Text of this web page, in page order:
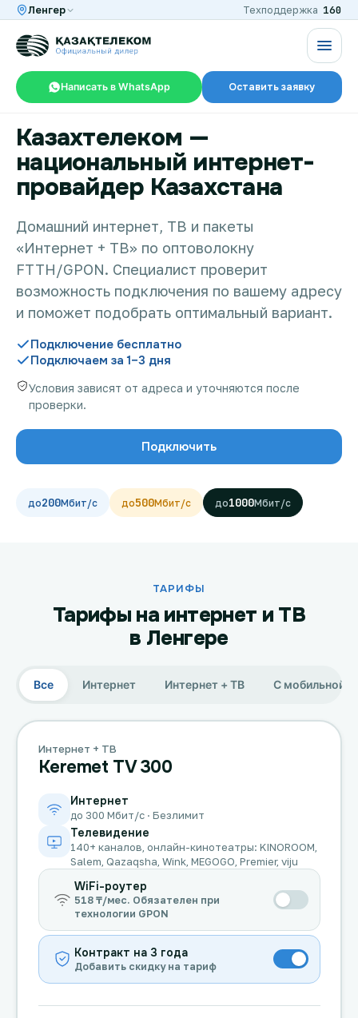
Ленгер Техподдержка 160
Написать в WhatsApp Оставить заявку
Интернет и ТВ в частном доме
Интернет в офис
TV+
Проверить возможность подключения
Проверить возможность подключения по названию
Заявка на подбор тарифа
Подключиться к КазахТелеком
Казахтелеком —
национальный интернет-
провайдер Казахстана
Домашний интернет, ТВ и пакеты
«Интернет + ТВ» по оптоволокну
FTTH/GPON. Специалист проверит
возможность подключения по вашему адресу
и поможет подобрать оптимальный вариант.
Подключение бесплатно
Подключаем за 1–3 дня
Условия зависят от адреса и уточняются после
проверки.
Подключить
200 500 1000
ТАРИФЫ
Тарифы на интернет и ТВ
в Ленгере
Все Интернет Интернет + ТВ С мобильной
Интернет + ТВ
Keremet TV 300
Интернет
до 300 Мбит/с · Безлимит
Телевидение
140+ каналов, онлайн-кинотеатры: KINOROOM,
Salem, Qazaqsha, Wink, MEGOGO, Premier, viju
WiFi-роутер
518 ₸/мес. Обязателен при
технологии GPON
Контракт на 3 года
Добавить скидку на тариф